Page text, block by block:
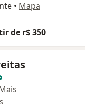
• Mapa
de r$ 350
Mais